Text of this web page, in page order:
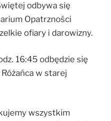
odbywa się
Opatrzności
ofiary i darowizny.
16:45 odbędzie się
w starej
wszystkim